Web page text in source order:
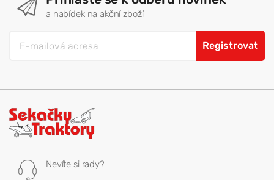
a nabídek na akční zboží
Registrovat
Nevíte si rady?